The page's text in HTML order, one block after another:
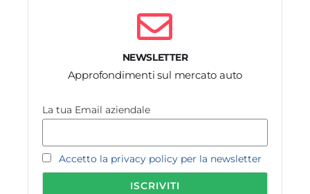
NEWSLETTER
Approfondimenti sul mercato auto
La tua Email aziendale
Accetto la privacy policy per la newsletter